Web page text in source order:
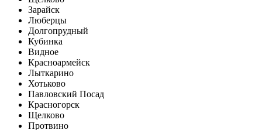
Зарайск
Люберцы
Долгопрудный
Кубинка
Видное
Красноармейск
Лыткарино
Хотьково
Павловский Посад
Красногорск
Щелково
Протвино